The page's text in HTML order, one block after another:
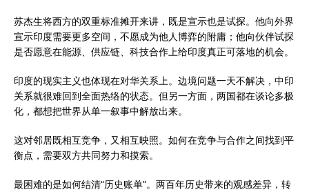
苏杰生将西方的双重标准摊开来讲，既是宣示也是试探。他向外界
宣示印度需要更多空间，不愿成为他人博弈的附庸；他向伙伴试探
是否愿意在能源、供应链、科技合作上给印度真正可落地的机会。
印度的现实主义也体现在对华关系上。边境问题一天不解决，中印
关系就很难回到全面热络的状态。但另一方面，两国都在谈论多极
化，都想把世界从单一叙事中解放出来。
这对邻居既相互竞争，又相互映照。如何在竞争与合作之间找到平
衡点，需要双方共同努力和摸索。
最困难的是如何结清“历史账单”。两百年历史带来的观感差异，转